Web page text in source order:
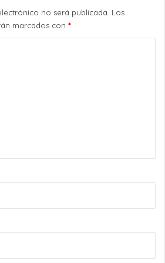
no será publicada. Los
marcados con *